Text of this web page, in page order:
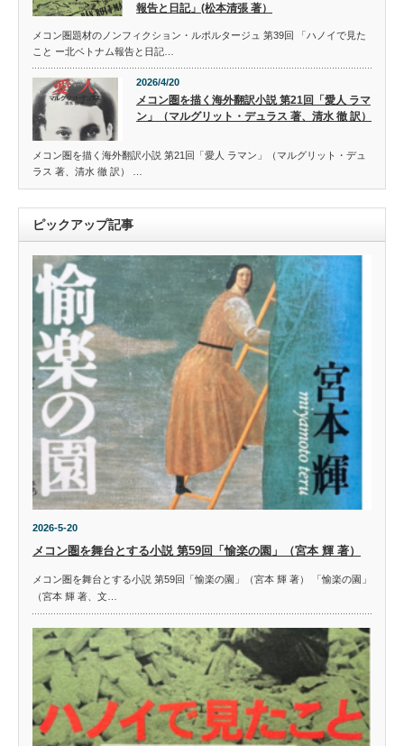
報告と日記」(松本清張 著）
メコン圏題材のノンフィクション・ルポルタージュ 第39回 「ハノイで見た
こと ー北ベトナム報告と日記…
2026/4/20
メコン圏を描く海外翻訳小説 第21回「愛人 ラマ
ン」（マルグリット・デュラス 著、清水 徹 訳）
メコン圏を描く海外翻訳小説 第21回「愛人 ラマン」（マルグリット・デュ
ラス 著、清水 徹 訳） …
ピックアップ記事
2026-5-20
メコン圏を舞台とする小説 第59回「愉楽の園」（宮本 輝 著）
メコン圏を舞台とする小説 第59回「愉楽の園」（宮本 輝 著） 「愉楽の園」
（宮本 輝 著、文…